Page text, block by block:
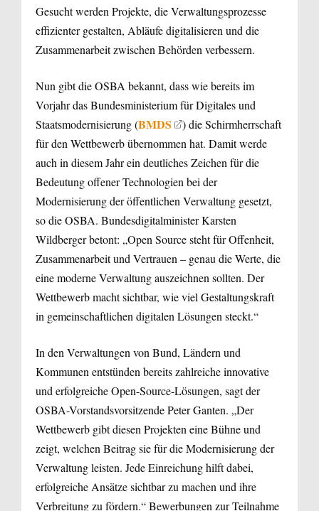
Gesucht werden Projekte, die Verwaltungsprozesse
effizienter gestalten, Abläufe digitalisieren und die
Zusammenarbeit zwischen Behörden verbessern.
Nun gibt die OSBA bekannt, dass wie bereits im
Vorjahr das Bundesministerium für Digitales und
Staatsmodernisierung (BMDS
) die Schirmherrschaft
für den Wettbewerb übernommen hat. Damit werde
auch in diesem Jahr ein deutliches Zeichen für die
Bedeutung offener Technologien bei der
Modernisierung der öffentlichen Verwaltung gesetzt,
so die OSBA. Bundesdigitalminister Karsten
Wildberger betont: „Open Source steht für Offenheit,
Zusammenarbeit und Vertrauen – genau die Werte, die
eine moderne Verwaltung auszeichnen sollten. Der
Wettbewerb macht sichtbar, wie viel Gestaltungskraft
in gemeinschaftlichen digitalen Lösungen steckt.“
In den Verwaltungen von Bund, Ländern und
Kommunen entstünden bereits zahlreiche innovative
und erfolgreiche Open-Source-Lösungen, sagt der
OSBA-Vorstandsvorsitzende Peter Ganten. „Der
Wettbewerb gibt diesen Projekten eine Bühne und
zeigt, welchen Beitrag sie für die Modernisierung der
Verwaltung leisten. Jede Einreichung hilft dabei,
erfolgreiche Ansätze sichtbar zu machen und ihre
Verbreitung zu fördern.“ Bewerbungen zur Teilnahme